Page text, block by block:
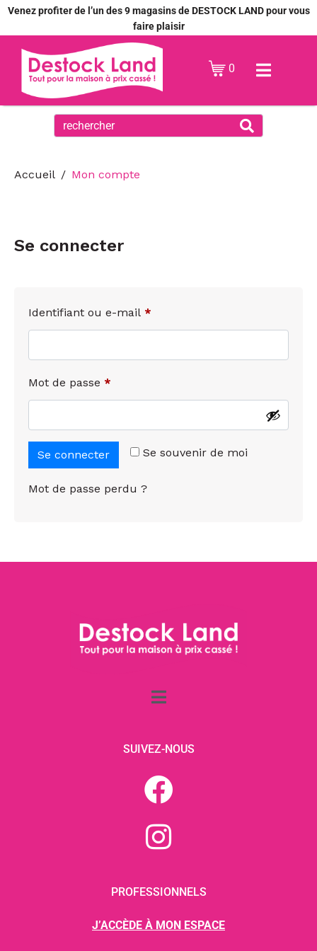
Venez profiter de l’un des 9 magasins de DESTOCK LAND pour vous
faire plaisir
0
Accueil Mon compte
Se connecter
Identifiant ou e-mail *
Mot de passe *
Se souvenir de moi
Se connecter
Mot de passe perdu ?
SUIVEZ-NOUS
PROFESSIONNELS
J’ACCÈDE À MON ESPACE